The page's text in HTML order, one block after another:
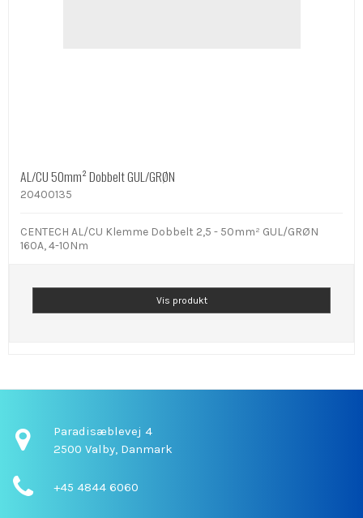
AL/CU 50mm² Dobbelt GUL/GRØN
20400135
CENTECH AL/CU Klemme Dobbelt 2,5 - 50mm² GUL/GRØN
160A, 4-10Nm
Vis produkt
Paradisæblevej 4
2500 Valby, Danmark
+45 4844 6060